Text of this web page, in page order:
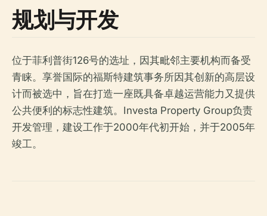
规划与开发
位于菲利普街126号的选址，因其毗邻主要机构而备受
青睐。享誉国际的福斯特建筑事务所因其创新的高层设
计而被选中，旨在打造一座既具备卓越运营能力又提供
公共便利的标志性建筑。Investa Property Group负责
开发管理，建设工作于2000年代初开始，并于2005年
竣工。